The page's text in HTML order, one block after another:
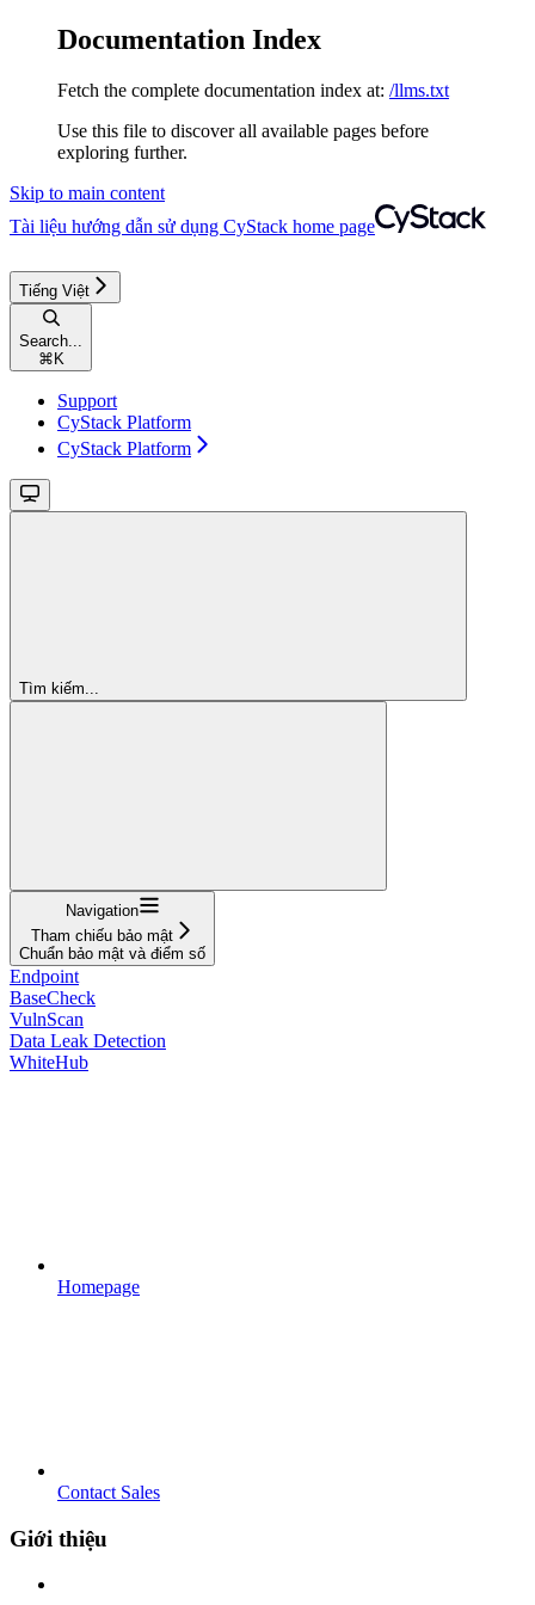
Documentation Index
Fetch the complete documentation index at: /llms.txt
Use this file to discover all available pages before
exploring further.
Skip to main content
Tài liệu hướng dẫn sử dụng CyStack home page
Tiếng Việt
Search...
⌘ K
Support
CyStack Platform
CyStack Platform
Tìm kiếm...
Navigation
Tham chiếu bảo mật
Chuẩn bảo mật và điểm số
Endpoint
BaseCheck
VulnScan
Data Leak Detection
WhiteHub
Homepage
Contact Sales
Giới thiệu